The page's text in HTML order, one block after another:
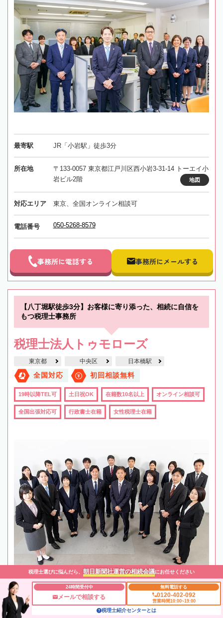
最寄駅 JR「小岩駅」徒歩3分
所在地
〒133-0057 東京都江戸川区西小岩3-31-14 トーエイ小
岩ビル2階
地図
対応エリア 東京、全国オンライン相談可
電話番号 050-5268-8579
事務所に電話する 事務所にメールする
【八丁堀駅徒歩3分】お客様に寄り添った、相続に自信を
もつ税理士事務所
税理士法人トゥモローズ
東京都 中央区 日本橋駅
全国対応 初回相談無料
19時以降TEL可 土日祝OK 在籍数10名以上 オンライン相談可
全国出張対応可 行政書士在籍 女性税理士在籍
税理士選びに悩んだら、 朝日新聞社運営の相続会議にお任せください
24時間受付中
メールで相談する
無料電話する
0120-402-092
営業時間10:00~19:00
税理士紹介センターとは